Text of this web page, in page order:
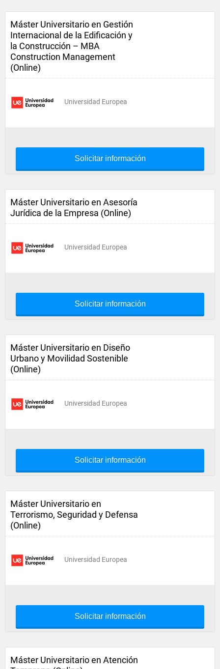
Máster Universitario en Gestión
Internacional de la Edificación y
la Construcción – MBA
Construction Management
(Online)
Universidad Europea
Solicitar información
Máster Universitario en Asesoría
Jurídica de la Empresa (Online)
Universidad Europea
Solicitar información
Máster Universitario en Diseño
Urbano y Movilidad Sostenible
(Online)
Universidad Europea
Solicitar información
Máster Universitario en
Terrorismo, Seguridad y Defensa
(Online)
Universidad Europea
Solicitar información
Máster Universitario en Atención